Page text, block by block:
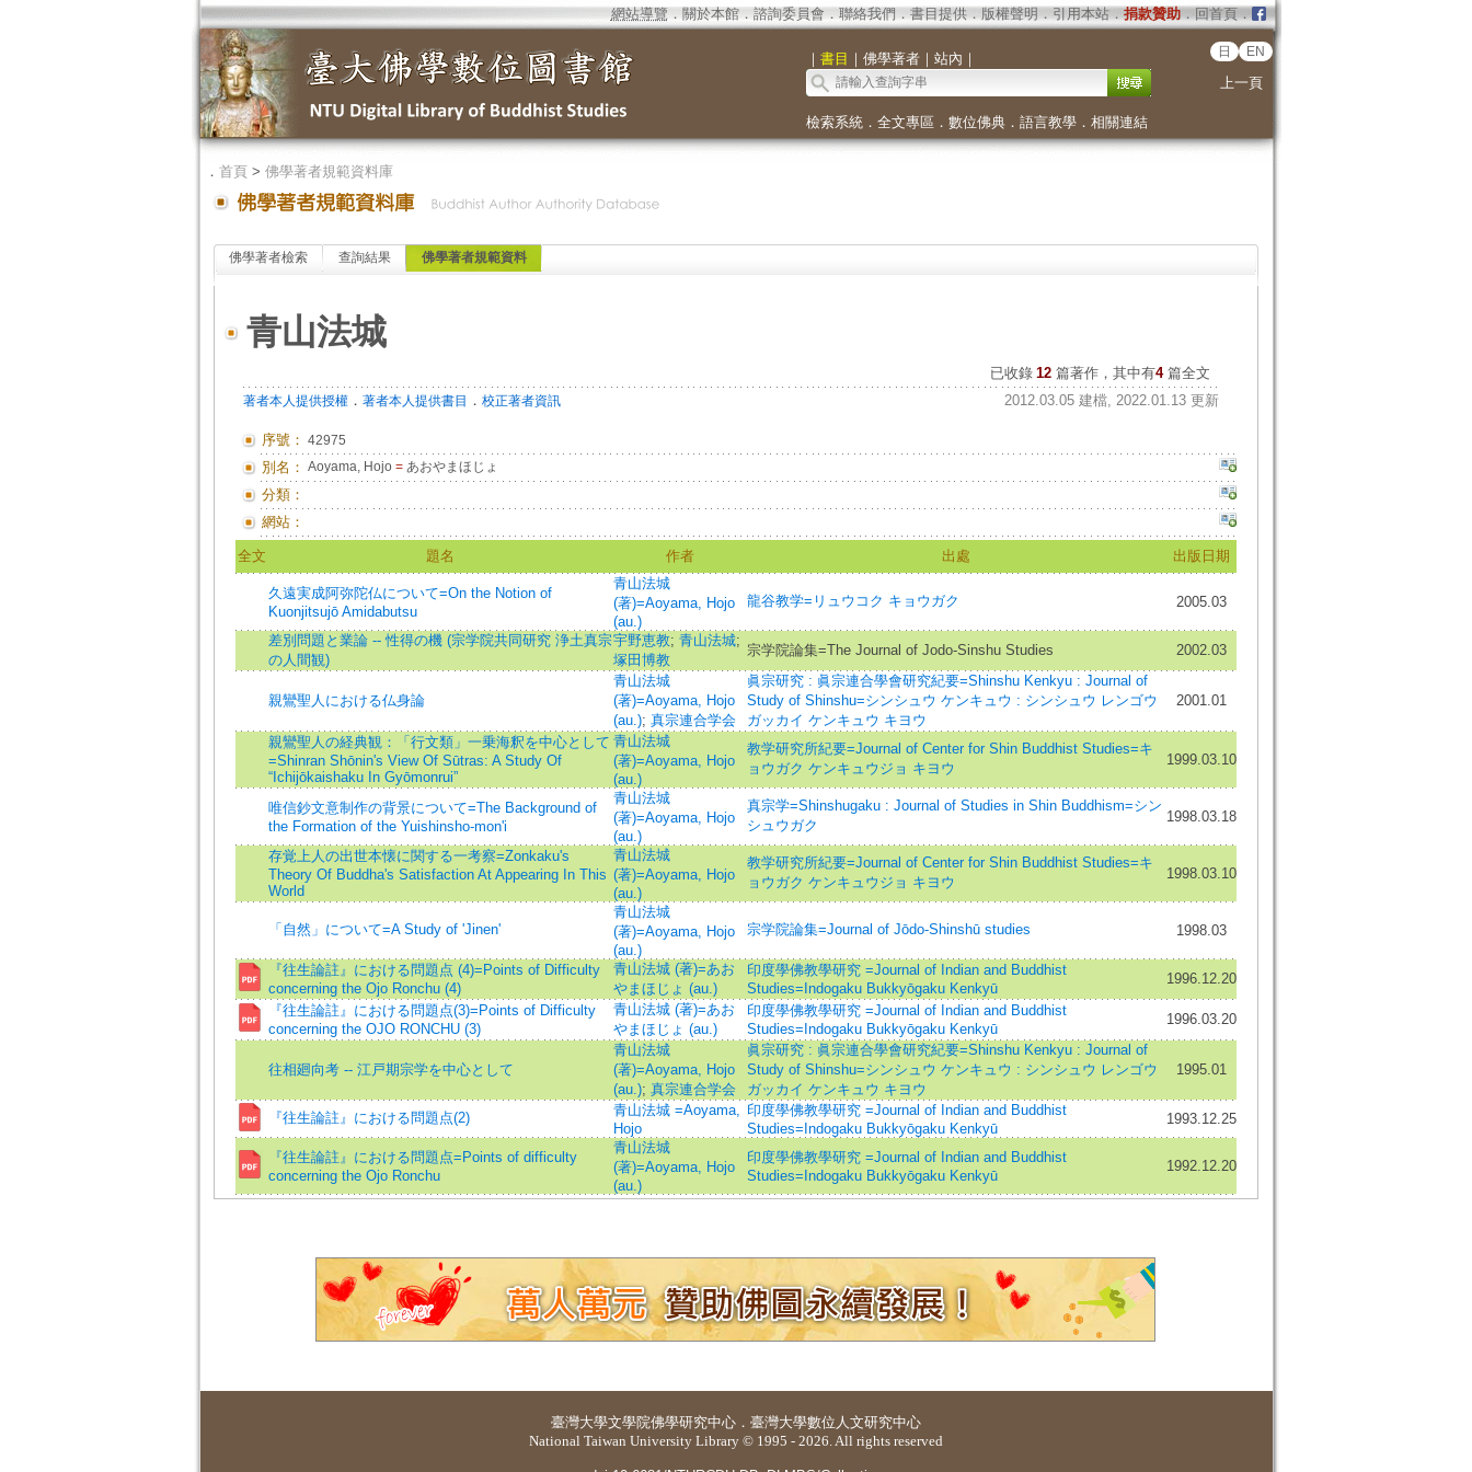
網站導覽 ． 關於本館． 諮詢委員會． 聯絡我們 ． 書目提供． 版權聲明 ． 引用本站． 捐款贊助．回首頁．
｜ 書目 ｜ 佛學著者｜ 站內 ｜ 日 EN
上一頁
檢索系統． 全文專區 ． 數位佛典． 語言教學． 相關連結
． 首頁> 佛學著者規範資料庫
佛學著者檢索 查詢結果 佛學著者規範資料
青山法城
已收錄 12 篇著作，其中有4篇全文
著者本人提供授權． 著者本人提供書目 ． 校正著者資訊 2012.03.05 建檔, 2022.01.13 更新
序號： 42975
別名： Aoyama, Hojo =あおやまほじょ
分類：
網站：
全文 題名 作者 出處 出版日期
久遠実成阿弥陀仏について=On the Notion of
Kuonjitsujō Amidabutsu
青山法城
(著)=Aoyama, Hojo
(au.)
龍谷教学=リュウコク キョウガク 2005.03
差別問題と業論 -- 性得の機 (宗学院共同研究 浄土真宗
の人間観)
宇野恵教; 青山法城;
塚田博教
宗学院論集=The Journal of Jodo-Sinshu Studies 2002.03
親鸞聖人における仏身論
青山法城
(著)=Aoyama, Hojo
(au.); 真宗連合学会
眞宗研究 : 眞宗連合學會研究紀要=Shinshu Kenkyu : Journal of
Study of Shinshu=シンシュウ ケンキュウ : シンシュウ レンゴウ
ガッカイ ケンキュウ キヨウ
2001.01
親鸞聖人の経典観：「行文類」一乗海釈を中心として
=Shinran Shōnin's View Of Sūtras: A Study Of
“Ichijōkaishaku In Gyōmonrui”
青山法城
(著)=Aoyama, Hojo
(au.)
教学研究所紀要=Journal of Center for Shin Buddhist Studies=キ
ョウガク ケンキュウジョ キヨウ
1999.03.10
唯信鈔文意制作の背景について=The Background of
the Formation of the Yuishinsho-mon'i
青山法城
(著)=Aoyama, Hojo
(au.)
真宗学=Shinshugaku : Journal of Studies in Shin Buddhism=シン
シュウガク
1998.03.18
存覚上人の出世本懐に関する一考察=Zonkaku's
Theory Of Buddha's Satisfaction At Appearing In This
World
青山法城
(著)=Aoyama, Hojo
(au.)
教学研究所紀要=Journal of Center for Shin Buddhist Studies=キ
ョウガク ケンキュウジョ キヨウ
1998.03.10
「自然」について=A Study of 'Jinen'
青山法城
(著)=Aoyama, Hojo
(au.)
宗学院論集=Journal of Jōdo-Shinshū studies 1998.03
『往生論註』における問題点 (4)=Points of Difficulty
concerning the Ojo Ronchu (4)
青山法城 (著)=あお
やまほじょ (au.)
印度學佛教學研究 =Journal of Indian and Buddhist
Studies=Indogaku Bukkyōgaku Kenkyū
1996.12.20
『往生論註』における問題点(3)=Points of Difficulty
concerning the OJO RONCHU (3)
青山法城 (著)=あお
やまほじょ (au.)
印度學佛教學研究 =Journal of Indian and Buddhist
Studies=Indogaku Bukkyōgaku Kenkyū
1996.03.20
往相廻向考 -- 江戸期宗学を中心として
青山法城
(著)=Aoyama, Hojo
(au.); 真宗連合学会
眞宗研究 : 眞宗連合學會研究紀要=Shinshu Kenkyu : Journal of
Study of Shinshu=シンシュウ ケンキュウ : シンシュウ レンゴウ
ガッカイ ケンキュウ キヨウ
1995.01
『往生論註』における問題点(2)
青山法城 =Aoyama,
Hojo
印度學佛教學研究 =Journal of Indian and Buddhist
Studies=Indogaku Bukkyōgaku Kenkyū
1993.12.25
『往生論註』における問題点=Points of difficulty
concerning the Ojo Ronchu
青山法城
(著)=Aoyama, Hojo
(au.)
印度學佛教學研究 =Journal of Indian and Buddhist
Studies=Indogaku Bukkyōgaku Kenkyū
1992.12.20
臺灣大學文學院佛學研究中心 ． 臺灣大學數位人文研究中心
National Taiwan University Library © 1995 - 2026. All rights reserved